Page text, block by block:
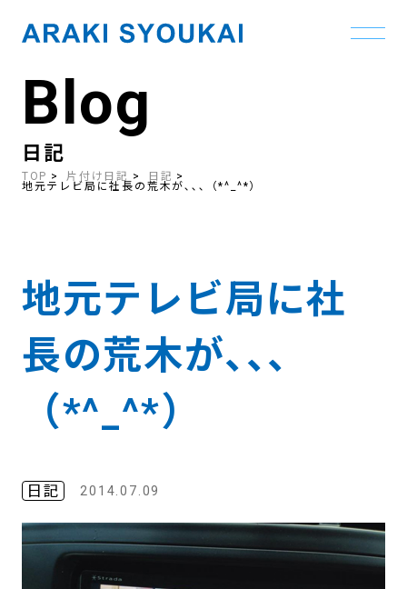
contentBlog
日記
TOP 片付け日記 日記
地元テレビ局に社長の荒木が､､､（*^_^*）
地元テレビ局に社
長の荒木が､､､
（*^_^*）
日記 2014.07.09